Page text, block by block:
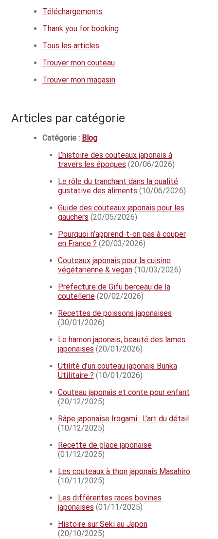
Thank you for booking
Tous les articles
Trouver mon couteau
Téléchargements
Thank you for booking
Tous les articles
Trouver mon couteau
Trouver mon magasin
Articles par catégorie
Catégorie : Blog
L’histoire des couteaux japonais à
travers les époques (20/06/2026)
Le rôle du tranchant dans la qualité
gustative des aliments (10/06/2026)
Guide des couteaux japonais pour les
gauchers (20/05/2026)
Pourquoi n’apprend-t-on pas à couper
en France ? (20/03/2026)
Couteaux japonais pour la cuisine
végétarienne & vegan(10/03/2026)
Préfecture de Gifu berceau de la
coutellerie(20/02/2026)
Recettes de poissons japonaises
(30/01/2026)
Le hamon japonais, beauté des lames
japonaises (20/01/2026)
Utilité d’un couteau japonais Bunka
Utilitaire ? (10/01/2026)
Couteau japonais et conte pour enfant
(20/12/2025)
Râpe japonaise Irogami : L’art du détail
(10/12/2025)
Recette de glace japonaise
(01/12/2025)
Les couteaux à thon japonais Masahiro
(10/11/2025)
Les différentes races bovines
japonaises (01/11/2025)
Histoire sur Seki au Japon
(20/10/2025)